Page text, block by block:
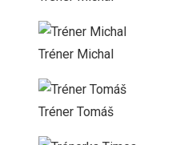
Tréner Michal
Tréner Tomáš